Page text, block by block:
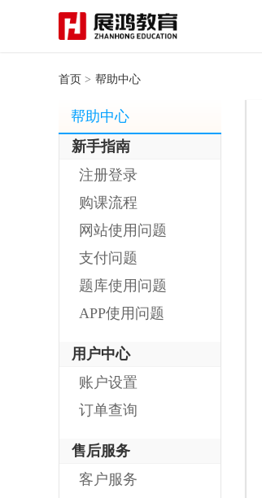
首页 > 帮助中心
帮助中心
新手指南
注册登录
购课流程
网站使用问题
支付问题
题库使用问题
APP使用问题
用户中心
账户设置
订单查询
售后服务
客户服务